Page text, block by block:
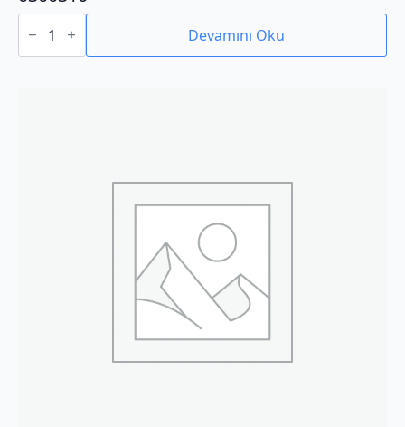
0300310
adet Devamını Oku